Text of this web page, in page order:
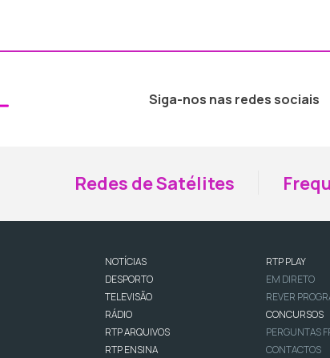
Siga-nos nas redes sociais
Redes de Satélites
NOTÍCIAS
DESPORTO
TELEVISÃO
RÁDIO
RTP ARQUIVOS
RTP ENSINA
RTP PLAY
EM DIRETO
REVER
CONCURSOS
PERGUNTAS
CONTACTOS